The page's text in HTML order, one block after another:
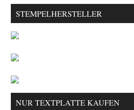
STEMPELHERSTELLER
NUR TEXTPLATTE KAUFEN